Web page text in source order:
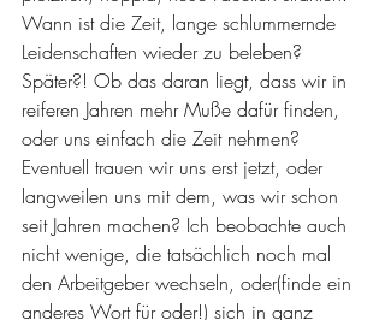
Wann ist die Zeit, lange schlummernde
Leidenschaften wieder zu beleben?
Später?! Ob das daran liegt, dass wir in
reiferen Jahren mehr Muße dafür finden,
oder uns einfach die Zeit nehmen?
Eventuell trauen wir uns erst jetzt, oder
langweilen uns mit dem, was wir schon
seit Jahren machen? Ich beobachte auch
nicht wenige, die tatsächlich noch mal
den Arbeitgeber wechseln, oder(finde ein
anderes Wort für oder!) sich in ganz